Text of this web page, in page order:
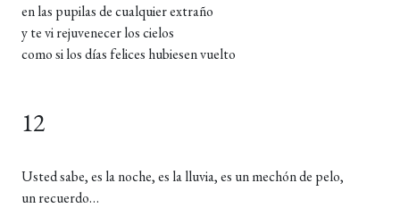
en las pupilas de cualquier extraño
y te vi rejuvenecer los cielos
como si los días felices hubiesen vuelto
12
Usted sabe, es la noche, es la lluvia, es un mechón de pelo,
un recuerdo…